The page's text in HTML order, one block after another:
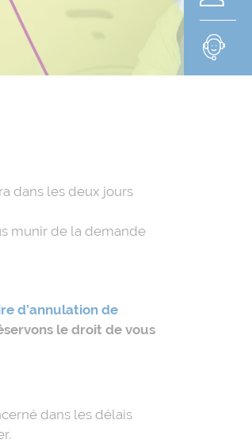
dans les deux jours
munir de la demande
d’annulation de
le droit de vous
dans les délais